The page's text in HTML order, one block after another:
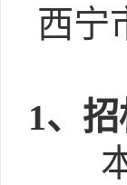
西宁
1、